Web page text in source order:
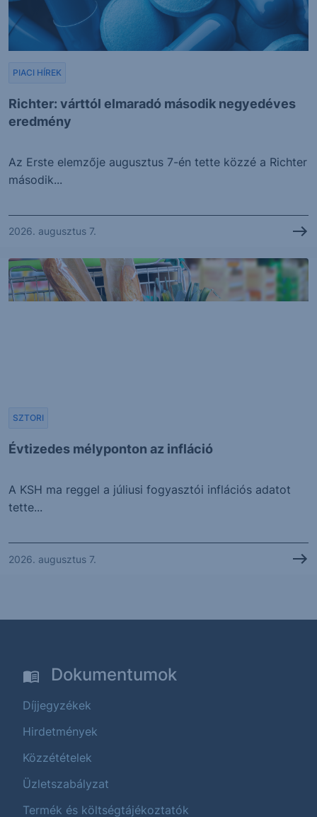
Richter: várttól elmaradó második negyedéves
eredmény
PIACI HÍREK
Az Erste elemzője augusztus 7-én tette közzé a Richter
második...
2026. augusztus 7.
Évtizedes mélyponton az infláció
SZTORI
A KSH ma reggel a júliusi fogyasztói inflációs adatot
tette...
2026. augusztus 7.
Dokumentumok
Díjjegyzékek
Hirdetmények
Közzétételek
Üzletszabályzat
Termék és költségtájékoztatók